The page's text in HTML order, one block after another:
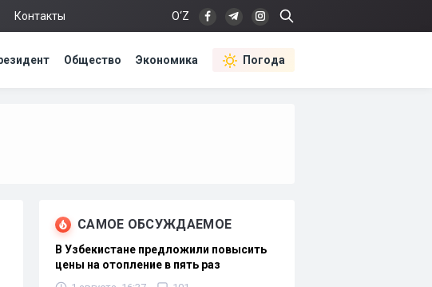
Контакты O‘Z
Общество Экономика Погода
САМОЕ ОБСУЖДАЕМОЕ
В Узбекистане предложили повысить
цены на отопление в пять раз